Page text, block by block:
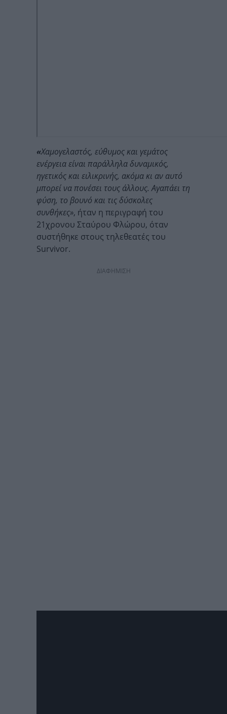
«Χαμογελαστός, εύθυμος και γεμάτος
ενέργεια είναι παράλληλα δυναμικός,
ηγετικός και ειλικρινής, ακόμα κι αν αυτό
μπορεί να πονέσει τους άλλους. Αγαπάει τη
φύση, το βουνό και τις δύσκολες
συνθήκες», ήταν η περιγραφή του
21χρονου Σταύρου Φλώρου, όταν
συστήθηκε στους τηλεθεατές του
Survivor.
ΔΙΑΦΗΜΙΣΗ